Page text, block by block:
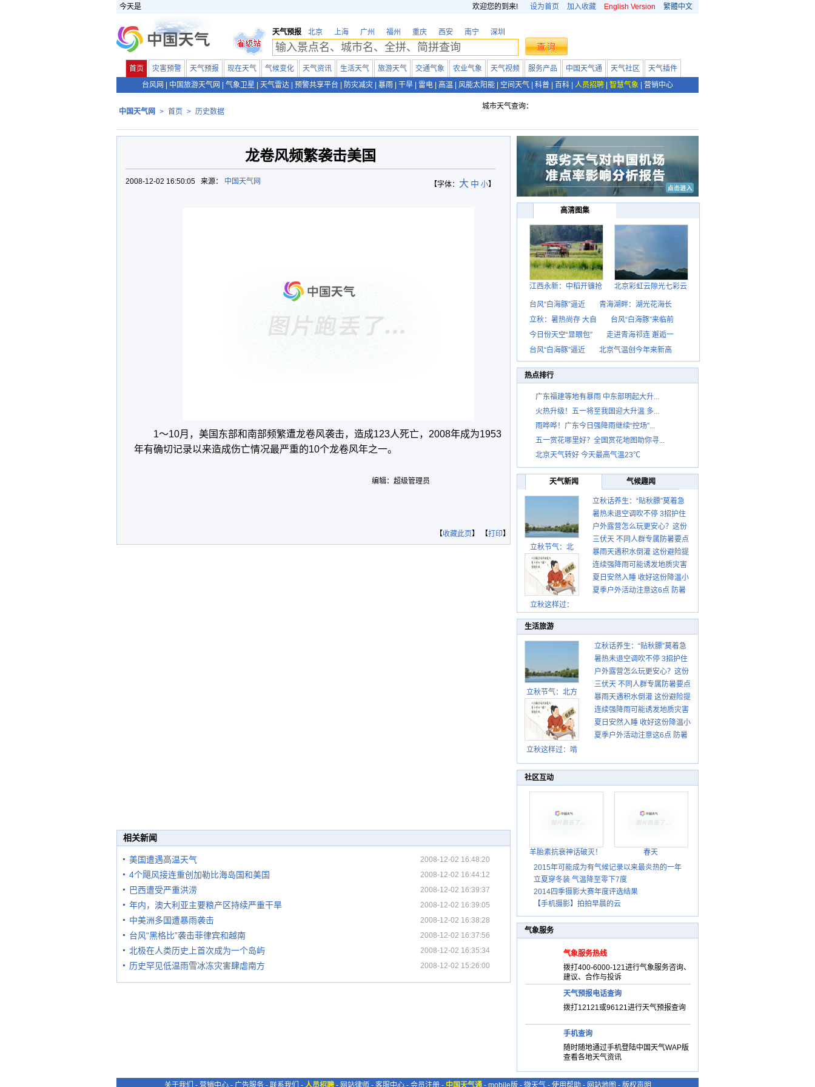
今天是 欢迎您的到来! 设为首页 加入收藏 English Version 繁體中文
天气预报 北京 上海 广州 福州 重庆 西安 南宁 深圳
首页 灾害预警 天气预报 现在天气 气候变化 天气资讯 生活天气 旅游天气 交通气象 农业气象 天气视频 服务产品 中国天气通 天气社区
天气插件
台风网
中国旅游天气网 气象卫星 天气雷达 预警共享平台 防灾减灾 暴雨 干旱 雷电 高温 风能太阳能 空间天气 科普 百科 人员招聘 智慧气象 营销中心
中国天气网 > 首页 > 历史数据
城市天气查询：
龙卷风频繁袭击美国
【字体： 大 中 小】
2008-12-02 16:50:05 来源： 中国天气网
1～10月，美国东部和南部频繁遭龙卷风袭击，造成123人死亡，2008年成为1953
年有确切记录以来造成伤亡情况最严重的10个龙卷风年之一。
编辑：超级管理员
【收藏此页】 【打印】
相关新闻
美国遭遇高温天气 2008-12-02 16:48:20
4个飓风接连重创加勒比海岛国和美国 2008-12-02 16:44:12
巴西遭受严重洪涝 2008-12-02 16:39:37
年内，澳大利亚主要粮产区持续严重干旱 2008-12-02 16:39:05
中美洲多国遭暴雨袭击 2008-12-02 16:38:28
台风“黑格比”袭击菲律宾和越南 2008-12-02 16:37:56
北极在人类历史上首次成为一个岛屿 2008-12-02 16:35:34
历史罕见低温雨雪冰冻灾害肆虐南方 2008-12-02 15:26:00
高清图集
江西永新：中稻开镰抢 北京彩虹云隙光七彩云
台风“白海豚”逼近
青海湖畔：湖光花海长
立秋：暑热尚存 大自
台风“白海豚”来临前
今日份天空“显眼包”
走进青海祁连 邂逅一
台风“白海豚”逼近
北京气温创今年来新高
热点排行
广东福建等地有暴雨 中东部明起大升...
火热升级！五一将至我国迎大升温 多...
雨哗哗！广东今日强降雨继续“控场”...
五一赏花哪里好？全国赏花地图助你寻...
北京天气转好 今天最高气温23℃
天气新闻 气候趣闻
立秋节气：北
立秋这样过：
立秋话养生：“贴秋膘”莫着急
先清暑再防燥
暑热未退空调吹不停 3招护住
肩颈不酸痛
户外露营怎么玩更安心？这份
攻略请收好
三伏天 不同人群专属防暑要点
请收好
暴雨天遇积水倒灌 这份避险提
示请收好
连续强降雨可能诱发地质灾害
这些前兆要知道
夏日安然入睡 收好这份降温小
贴士
夏季户外活动注意这6点 防暑
生活旅游
立秋节气：北方
逐渐转凉 南方暑
热仍盛
立秋这样过：啃
祝丰收迎秋来
立秋话养生：“贴秋膘”莫着急
先清暑再防燥
暑热未退空调吹不停 3招护住
肩颈不酸痛
户外露营怎么玩更安心？这份
攻略请收好
三伏天 不同人群专属防暑要点
请收好
暴雨天遇积水倒灌 这份避险提
示请收好
连续强降雨可能诱发地质灾害
这些前兆要知道
夏日安然入睡 收好这份降温小
贴士
夏季户外活动注意这6点 防暑
社区互动
羊胎素抗衰神话破灭！
春天
2015年可能成为有气候记录以来最炎热的一年
立夏穿冬装 气温降至零下7度
2014四季摄影大赛年度评选结果
【手机摄影】拍拍早晨的云
气象服务
气象服务热线
拨打400-6000-121进行气象服务咨询、
建议、合作与投诉
天气预报电话查询
拨打12121或96121进行天气预报查询
手机查询
随时随地通过手机登陆中国天气WAP版
查看各地天气资讯
关于我们 - 营销中心 - 广告服务 - 联系我们 - 人员招聘 - 网站律师 - 客服中心 - 会员注册 - 中国天气通 - mobile版 - 微天气 - 使用帮助 - 网站地图 - 版权声明